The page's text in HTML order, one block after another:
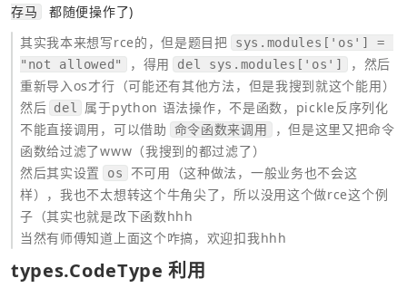
存马
都随便操作了)
其实我本来想写rce的，但是题目把
sys.modules['os'] =
"not allowed"
，得用 del sys.modules['os']
，然后
重新导入os才行（可能还有其他方法，但是我搜到就这个能用）
然后 del
属于python 语法操作，不是函数，pickle反序列化
不能直接调用，可以借助
命令函数来调用
，但是这里又把命令
函数给过滤了www（我搜到的都过滤了）
然后其实设置
os
不可用（这种做法，一般业务也不会这
样），我也不太想转这个牛角尖了，所以没用这个做rce这个例
子（其实也就是改下函数hhh
当然有师傅知道上面这个咋搞，欢迎扣我hhh
types.CodeType 利用